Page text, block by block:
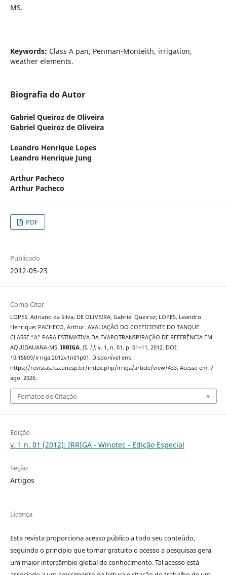
MS.
Keywords: Class A pan, Penman-Monteith, irrigation,
weather elements.
Biografia do Autor
Gabriel Queiroz de Oliveira
Gabriel Queiroz de Oliveira
Leandro Henrique Lopes
Leandro Henrique Jung
Arthur Pacheco
Arthur Pacheco
PDF
Publicado
2012-05-23
Como Citar
LOPES, Adriano da Silva; DE OLIVEIRA, Gabriel Queiroz; LOPES, Leandro
Henrique; PACHECO, Arthur. AVALIAÇÃO DO COEFICIENTE DO TANQUE
CLASSE “A” PARA ESTIMATIVA DA EVAPOTRANSPIRAÇÃO DE REFERÊNCIA EM
AQUIDAUANA-MS. IRRIGA, [S. l.], v. 1, n. 01, p. 01–11, 2012. DOI:
10.15809/irriga.2012v1n01p01. Disponível em:
https://revistas.fca.unesp.br/index.php/irriga/article/view/433. Acesso em: 7
ago. 2026.
Fomatos de Citação
Edição
v. 1 n. 01 (2012): IRRIGA - Winotec - Edição Especial
Seção
Artigos
Licença
Esta revista proporciona acesso público a todo seu conteúdo,
seguindo o princípio que tornar gratuito o acesso a pesquisas gera
um maior intercâmbio global de conhecimento. Tal acesso está